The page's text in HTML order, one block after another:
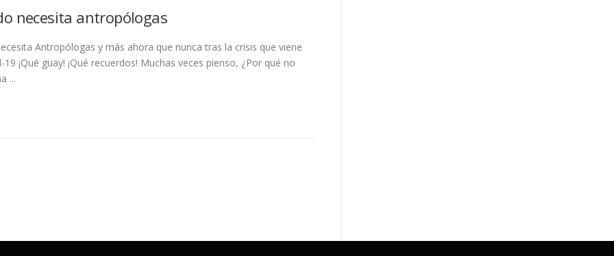
necesita antropólogas
Antropólogas y más ahora que nunca tras la crisis que viene
19 ¡Qué guay! ¡Qué recuerdos! Muchas veces pienso, ¿Por qué no
...